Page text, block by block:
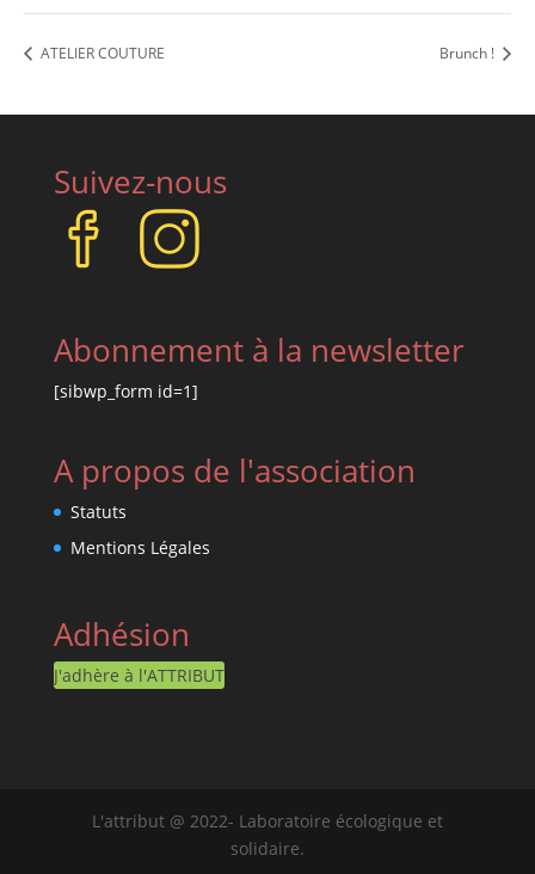
ATELIER COUTURE Brunch !
Suivez-nous
Abonnement à la newsletter
[sibwp_form id=1]
A propos de l'association
Statuts
Mentions Légales
Adhésion
J'adhère à l'ATTRIBUT
L'attribut @ 2022- Laboratoire écologique et
solidaire.